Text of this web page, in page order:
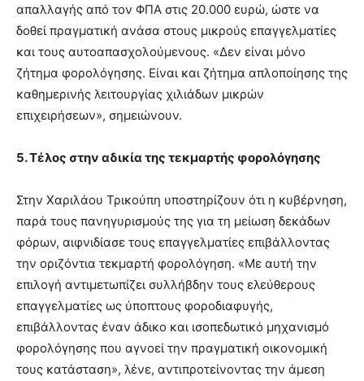
απαλλαγής από τον ΦΠΑ στις 20.000 ευρώ, ώστε να
δοθεί πραγματική ανάσα στους μικρούς επαγγελματίες
και τους αυτοαπασχολούμενους. «Δεν είναι μόνο
ζήτημα φορολόγησης. Είναι και ζήτημα απλοποίησης της
καθημερινής λειτουργίας χιλιάδων μικρών
επιχειρήσεων», σημειώνουν.
5. Τέλος στην αδικία της τεκμαρτής φορολόγησης
Στην Χαριλάου Τρικούπη υποστηρίζουν ότι η κυβέρνηση,
παρά τους πανηγυρισμούς της για τη μείωση δεκάδων
φόρων, αιφνιδίασε τους επαγγελματίες επιβάλλοντας
την οριζόντια τεκμαρτή φορολόγηση. «Με αυτή την
επιλογή αντιμετωπίζει συλλήβδην τους ελεύθερους
επαγγελματίες ως ύποπτους φοροδιαφυγής,
επιβάλλοντας έναν άδικο και ισοπεδωτικό μηχανισμό
φορολόγησης που αγνοεί την πραγματική οικονομική
τους κατάσταση», λένε, αντιπροτείνοντας την άμεση